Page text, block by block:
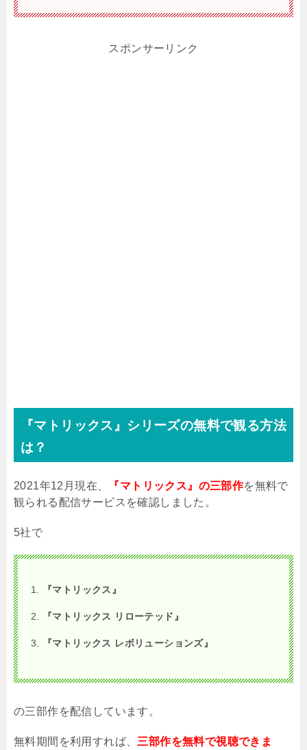
スポンサーリンク
『マトリックス』シリーズの無料で観る方法
は？
2021年12月現在、 『マトリックス』の三部作を無料で
観られる配信サービスを確認しました。
5社で
『マトリックス』
『マトリックス リローテッド』
『マトリックス レボリューションズ』
の三部作を配信しています。
無料期間を利用すれば、 三部作を無料で視聴できま